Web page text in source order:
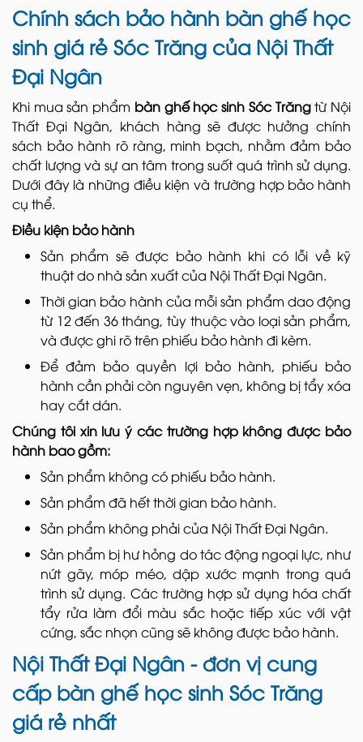
Chính sách bảo hành bàn ghế học
sinh giá rẻ Sóc Trăng của Nội Thất
Đại Ngân
Khi mua sản phẩm bàn ghế học sinh Sóc Trăngtừ Nội
Thất Đại Ngân, khách hàng sẽ được hưởng chính
sách bảo hành rõ ràng, minh bạch, nhằm đảm bảo
chất lượng và sự an tâm trong suốt quá trình sử dụng.
Dưới đây là những điều kiện và trường hợp bảo hành
cụ thể.
Điều kiện bảo hành
Sản phẩm sẽ được bảo hành khi có lỗi về kỹ
thuật do nhà sản xuất của Nội Thất Đại Ngân.
Thời gian bảo hành của mỗi sản phẩm dao động
từ 12 đến 36 tháng, tùy thuộc vào loại sản phẩm,
và được ghi rõ trên phiếu bảo hành đi kèm.
Để đảm bảo quyền lợi bảo hành, phiếu bảo
hành cần phải còn nguyên vẹn, không bị tẩy xóa
hay cắt dán.
Chúng tôi xin lưu ý các trường hợp không được bảo
hành bao gồm:
Sản phẩm không có phiếu bảo hành.
Sản phẩm đã hết thời gian bảo hành.
Sản phẩm không phải của Nội Thất Đại Ngân.
Sản phẩm bị hư hỏng do tác động ngoại lực, như
nứt gãy, móp méo, dập xước mạnh trong quá
trình sử dụng. Các trường hợp sử dụng hóa chất
tẩy rửa làm đổi màu sắc hoặc tiếp xúc với vật
cứng, sắc nhọn cũng sẽ không được bảo hành.
Nội Thất Đại Ngân - đơn vị cung
cấp bàn ghế học sinh Sóc Trăng
giá rẻ nhất